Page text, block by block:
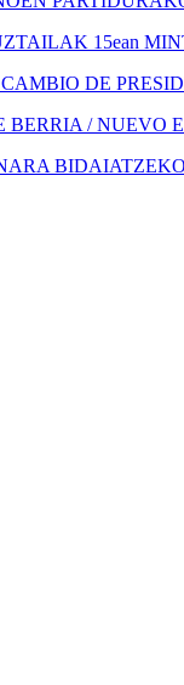
15ean
DE
/ NUEVO